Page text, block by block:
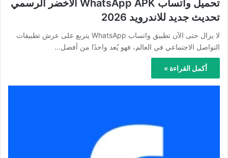
تحميل واتساب WhatsApp APK الأخضر الرسمي
تحديث جديد للاندرويد 2026
لا يزال حتى الآن تطبيق واتساب WhatsApp يتربع على عرش تطبيقات
التواصل الاجتماعي في العالم، فهو يُعد واحدًا من أفضل…
أكمل القراءة »